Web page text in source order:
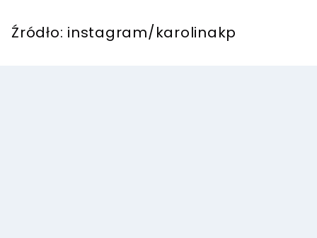
Źródło: instagram/karolinakp